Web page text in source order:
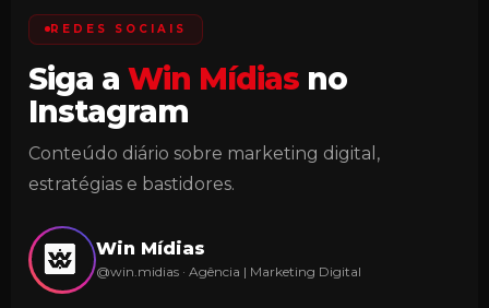
REDES SOCIAIS
Siga a Win Mídias no
Instagram
Conteúdo diário sobre marketing digital,
estratégias e bastidores.
Win Mídias
@win.midias · Agência | Marketing Digital